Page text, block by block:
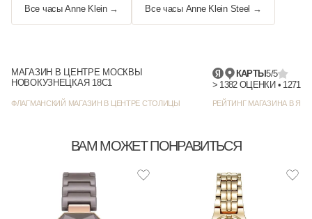
Все часы Anne Klein → Все часы Anne Klein Steel →
МАГАЗИН В ЦЕНТРЕ МОСКВЫ
НОВОКУЗНЕЦКАЯ 18С1
ФЛАГМАНСКИЙ МАГАЗИН В ЦЕНТРЕ СТОЛИЦЫ
КАРТЫ5/5
РЕЙТИНГ МАГАЗИНА В
ВАМ МОЖЕТ ПОНРАВИТЬСЯ